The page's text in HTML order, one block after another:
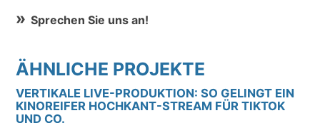
Sprechen Sie uns an!
ÄHNLICHE PROJEKTE
VERTIKALE LIVE-PRODUKTION: SO GELINGT EIN
KINOREIFER HOCHKANT-STREAM FÜR TIKTOK
UND CO.